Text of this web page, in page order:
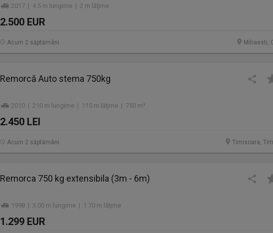
2017 | 4.5 m lungime | 2 m lăţime
2.500 EUR
Mihaesti,
Acum 2 săptămâni
Remorcă Auto stema 750kg
2010 | 210 m lungime | 115 m lăţime | 750 m³
2.450 LEI
Timisoara,
Acum 2 săptămâni
Remorca 750 kg extensibila (3m - 6m)
1998 | 3.00 m lungime | 1.70 m lăţime
1.299 EUR